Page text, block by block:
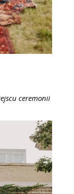
ceremonii